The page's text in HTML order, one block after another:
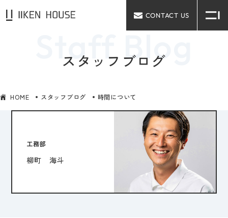
CONTACT US
スタッフブログ
HOME スタッフブログ 時間について
工務部
柳町 海斗